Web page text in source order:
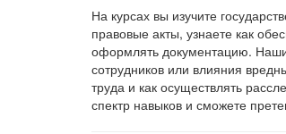
На курсах вы изучите
правовые акты, узнаете как
оформлять документацию.
сотрудников или влияния
труда и как осуществлять
спектр навыков и сможете